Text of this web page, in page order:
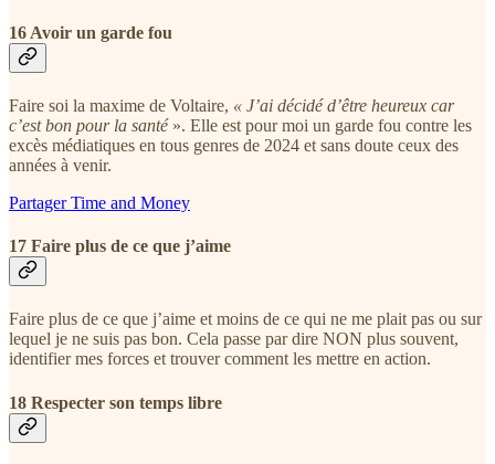
16 Avoir un garde fou
Faire soi la maxime de Voltaire, « J’ai décidé d’être heureux car
c’est bon pour la santé ». Elle est pour moi un garde fou contre les
excès médiatiques en tous genres de 2024 et sans doute ceux des
années à venir.
Partager Time and Money
17 Faire plus de ce que j’aime
Faire plus de ce que j’aime et moins de ce qui ne me plait pas ou sur
lequel je ne suis pas bon. Cela passe par dire NON plus souvent,
identifier mes forces et trouver comment les mettre en action.
18 Respecter son temps libre